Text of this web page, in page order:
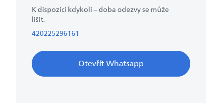
K dispozici kdykoli – doba odezvy se může
lišit.
420225296161
Otevřít Whatsapp